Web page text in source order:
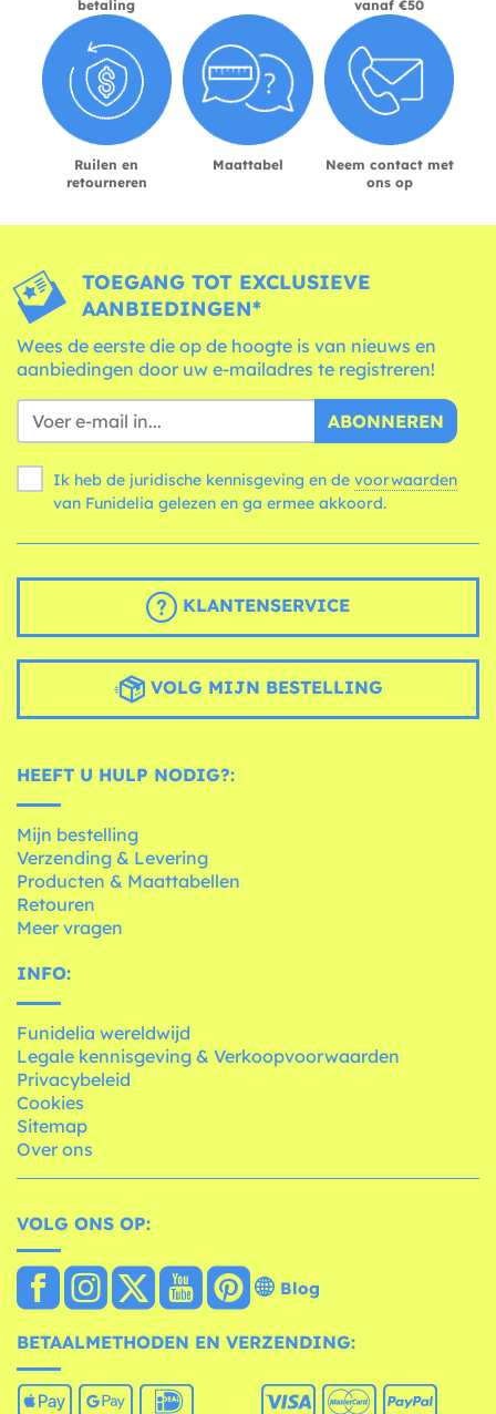
betaling
vanaf €50
Ruilen en
retourneren
Maattabel
Neem contact met
ons op
TOEGANG TOT EXCLUSIEVE
AANBIEDINGEN*
Wees de eerste die op de hoogte is van nieuws en
aanbiedingen door uw e-mailadres te registreren!
ABONNEREN
Ik heb de juridische kennisgeving en de voorwaarden
van Funidelia gelezen en ga ermee akkoord.
KLANTENSERVICE
VOLG MIJN BESTELLING
HEEFT U HULP NODIG?:
Mijn bestelling
Verzending & Levering
Producten & Maattabellen
Retouren
Meer vragen
INFO:
Funidelia wereldwijd
Legale kennisgeving & Verkoopvoorwaarden
Privacybeleid
Cookies
Sitemap
Over ons
VOLG ONS OP:
Blog
BETAALMETHODEN EN VERZENDING: